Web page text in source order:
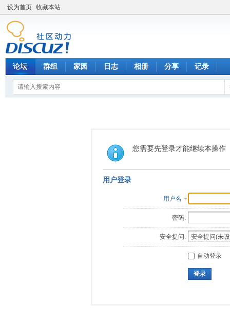
设为首页 收藏本站
论坛 群组 家园 日志 相册 分享 记录
您需要先登录才能继续本操作
用户登录
用户名
密码:
安全提问:
自动登录
登录